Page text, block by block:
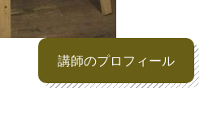
講師のプロフィール